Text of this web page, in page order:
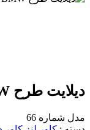
دیلایت طرح BMW سایز 2/5اینچ . راهنما دار
مدل شماره 66